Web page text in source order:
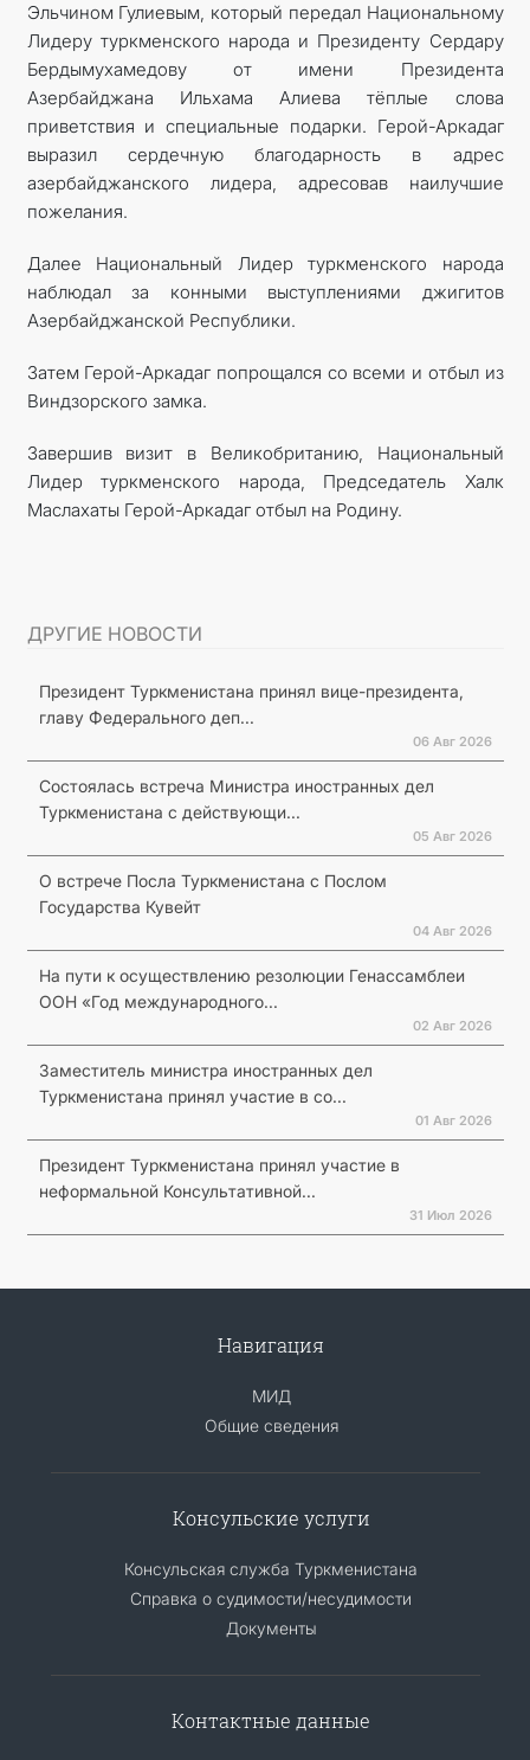
Эльчином Гулиевым, который передал Национальному
Лидеру туркменского народа и Президенту ­Сердару
Бердымухамедову от имени Президента
Азербайджана Ильхама Алиева тёплые слова
приветствия и специальные подарки. Герой-Аркадаг
выразил сердечную благодарность в адрес
азербайджанского лидера, адресовав наилучшие
пожелания.
Далее Национальный Лидер туркменского народа
наблюдал за конными выступлениями джигитов
Азербайджанской Республики.
Затем Герой-Аркадаг попрощался со всеми и отбыл из
Виндзорского замка.
Завершив визит в Великобританию, Национальный
Лидер туркменского народа, Председатель Халк
Маслахаты Герой-Аркадаг отбыл на Родину.
ДРУГИЕ НОВОСТИ
Президент Туркменистана принял вице-президента,
главу Федерального деп...
06 Авг 2026
Состоялась встреча Министра иностранных дел
Туркменистана с действующи...
05 Авг 2026
О встрече Посла Туркменистана с Послом
Государства Кувейт
04 Авг 2026
На пути к осуществлению резолюции Генассамблеи
ООН «Год международного...
02 Авг 2026
Заместитель министра иностранных дел
Туркменистана принял участие в со...
01 Авг 2026
Президент Туркменистана принял участие в
неформальной Консультативной...
31 Июл 2026
Навигация
МИД
Общие сведения
Консульские услуги
Консульская служба Туркменистана
Справка о судимости/несудимости
Документы
Контактные данные